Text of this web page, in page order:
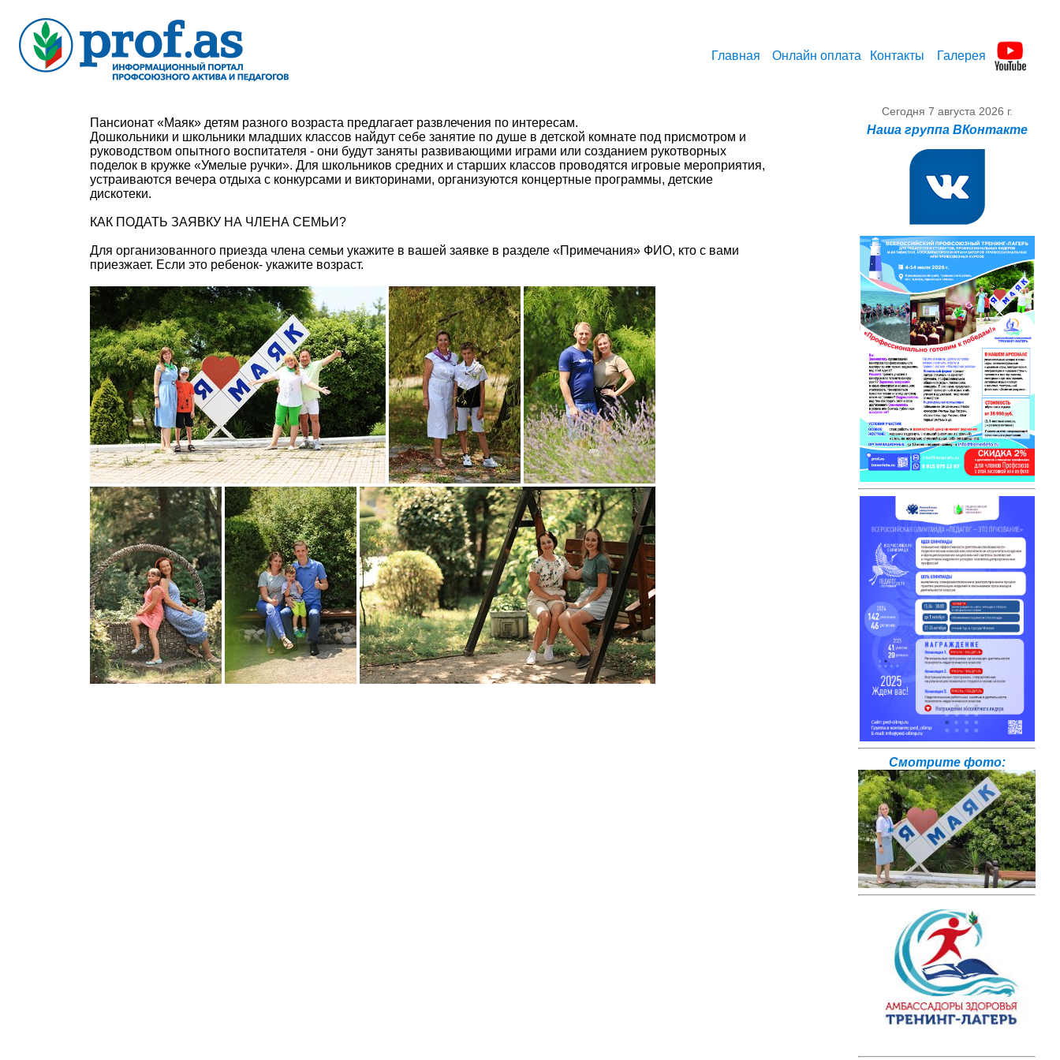
Главная Онлайн оплата Контакты Галерея
Пансионат «Маяк» детям разного возраста предлагает развлечения по интересам.
Дошкольники и школьники младших классов найдут себе занятие по душе в детской комнате под присмотром и
руководством опытного воспитателя - они будут заняты развивающими играми или созданием рукотворных
поделок в кружке «Умелые ручки». Для школьников средних и старших классов проводятся игровые мероприятия,
устраиваются вечера отдыха с конкурсами и викторинами, организуются концертные программы, детские
дискотеки.
КАК ПОДАТЬ ЗАЯВКУ НА ЧЛЕНА СЕМЬИ?
Для организованного приезда члена семьи укажите в вашей заявке в разделе «Примечания» ФИО, кто с вами
приезжает. Если это ребенок- укажите возраст.
Сегодня 7 августа 2026 г.
Наша группа ВКонтакте
Смотрите фото: